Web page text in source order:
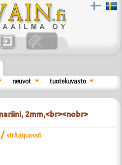
neuvot tuotekuvasto
2mm,<br><nobr>
/strltaquass6